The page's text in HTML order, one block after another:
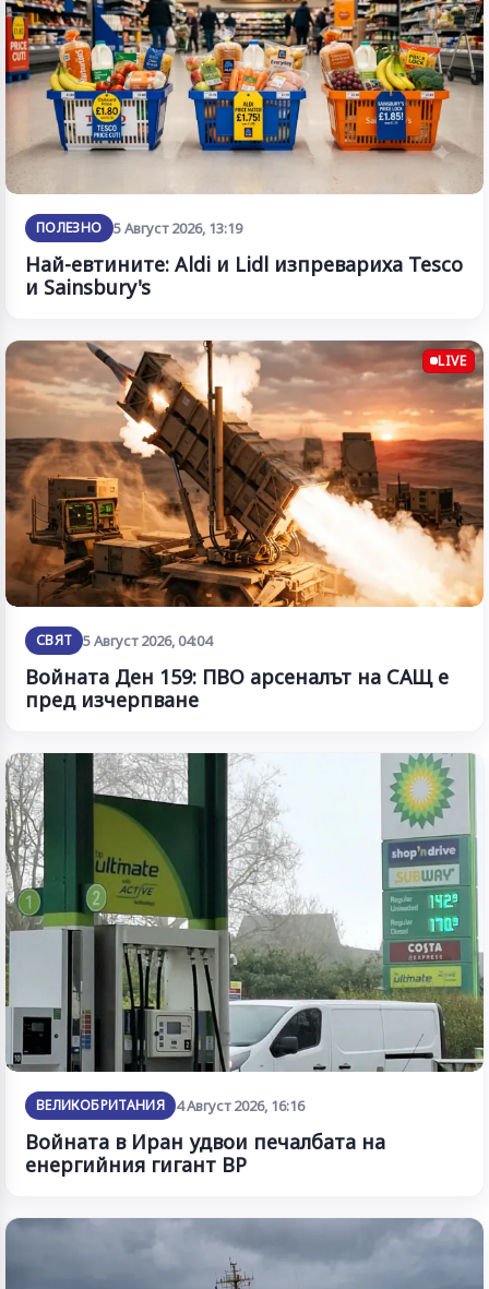
ПОЛЕЗНО 5 Август 2026, 13:19
Най-евтините: Aldi и Lidl изпревариха Tesco
и Sainsbury's
LIVE
СВЯТ 5 Август 2026, 04:04
Войната Ден 159: ПВО арсеналът на САЩ е
пред изчерпване
ВЕЛИКОБРИТАНИЯ 4 Август 2026, 16:16
Войната в Иран удвои печалбата на
енергийния гигант BP